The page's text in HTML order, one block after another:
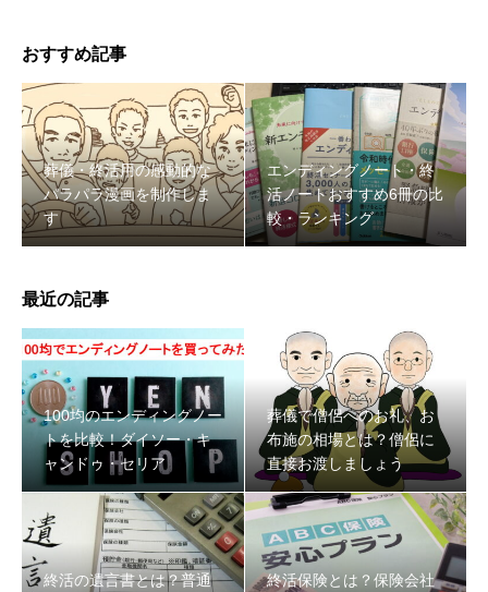
おすすめ記事
葬儀・終活用の感動的な
パラパラ漫画を制作しま
す
エンディングノート・終
活ノートおすすめ6冊の比
較・ランキング
最近の記事
100均のエンディングノー
トを比較！ダイソー・キ
ャンドゥ・セリア
葬儀で僧侶へのお礼、お
布施の相場とは？僧侶に
直接お渡しましょう
終活の遺言書とは？普通
終活保険とは？保険会社